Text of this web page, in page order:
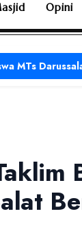
Opini